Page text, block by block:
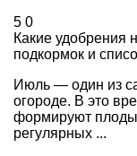
5 0
Какие удобрения
подкормок и
Июль — один из
огороде. В это
формируют плоды
регулярных ...